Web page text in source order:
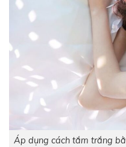
Áp dụng cách tắm trắng